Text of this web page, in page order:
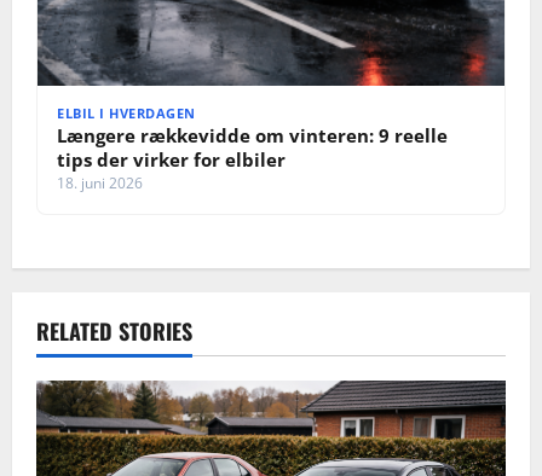
ELBIL I HVERDAGEN
Længere rækkevidde om vinteren: 9 reelle
tips der virker for elbiler
18. juni 2026
RELATED STORIES